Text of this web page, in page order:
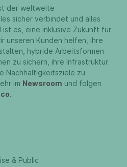
der weltweite
sicher verbindet und alles
ist es, eine inklusive Zukunft für
unseren Kunden helfen, ihre
hybride Arbeitsformen
zu sichern, ihre Infrastruktur
Nachhaltigkeitsziele zu
im Newsroom und folgen
.
& Public